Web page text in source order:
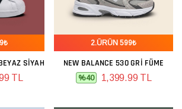
SIYAH
TL
2.ÜRÜN 599₺
NEW BALANCE 530 GRI FÜME
%40 1,399.99 TL